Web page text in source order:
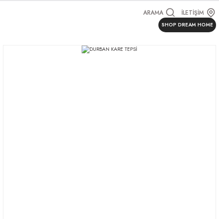
ARAMA İLETİŞİM
SHOP DREAM HOME